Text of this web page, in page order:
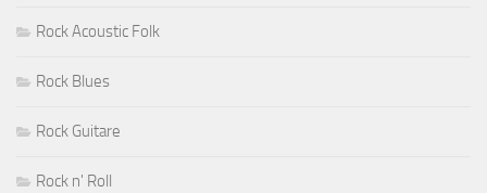
Rock Acoustic Folk
Rock Blues
Rock Guitare
Rock n' Roll